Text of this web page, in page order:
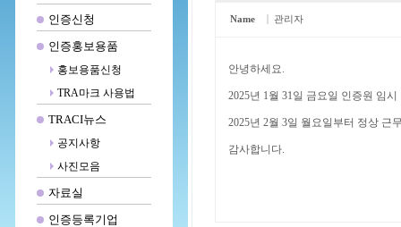
인증신청
인증홍보용품
홍보용품신청
TRA마크 사용법
TRACI뉴스
공지사항
사진모음
자료실
인증등록기업
Name 관리자
안녕하세요.
2025년 1월 31일 금요일 인증원 임
2025년 2월 3일 월요일부터 정상 근
감사합니다.